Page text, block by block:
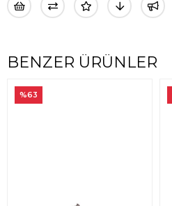
BENZER ÜRÜNLER
%63